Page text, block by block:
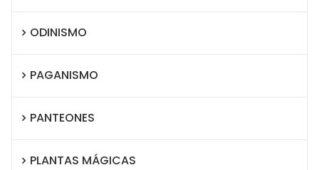
ODINISMO
PAGANISMO
PANTEONES
PLANTAS MÁGICAS